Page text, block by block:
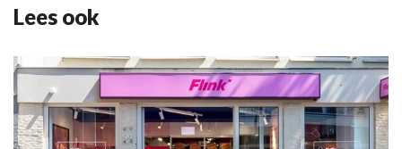
Lees ook